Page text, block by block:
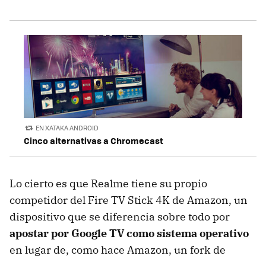
EN XATAKA ANDROID
Cinco alternativas a Chromecast
Lo cierto es que Realme tiene su propio
competidor del Fire TV Stick 4K de Amazon, un
dispositivo que se diferencia sobre todo por
apostar por Google TV como sistema operativo
en lugar de, como hace Amazon, un fork de